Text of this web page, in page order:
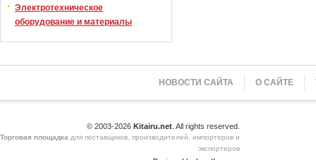
Электротехническое
оборудование и материалы
НОВОСТИ САЙТА О САЙТЕ
© 2003-2026 Kitairu.net . All rights reserved.
Торговая площадка для поставщиков, производителей, импортеров и
экспортеров